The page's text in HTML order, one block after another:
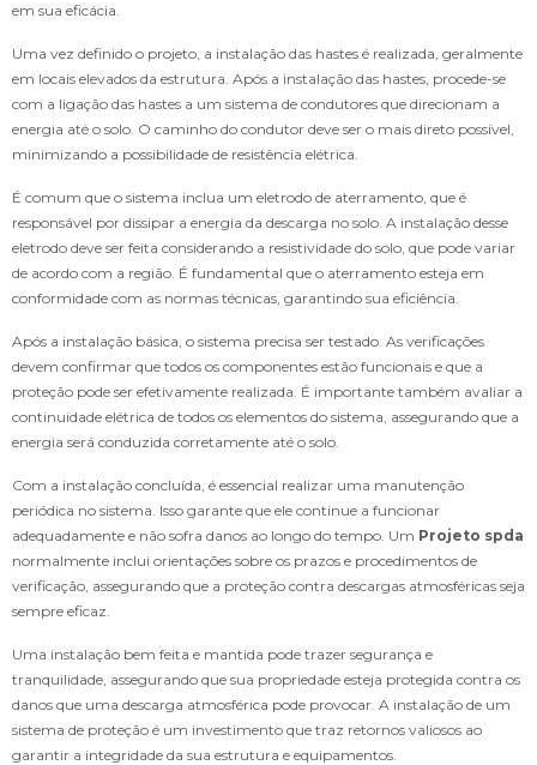
em sua eficácia.
Uma vez definido o projeto, a instalação das hastes é realizada, geralmente
em locais elevados da estrutura. Após a instalação das hastes, procede-se
com a ligação das hastes a um sistema de condutores que direcionam a
energia até o solo. O caminho do condutor deve ser o mais direto possível,
minimizando a possibilidade de resistência elétrica.
É comum que o sistema inclua um eletrodo de aterramento, que é
responsável por dissipar a energia da descarga no solo. A instalação desse
eletrodo deve ser feita considerando a resistividade do solo, que pode variar
de acordo com a região. É fundamental que o aterramento esteja em
conformidade com as normas técnicas, garantindo sua eficiência.
Após a instalação básica, o sistema precisa ser testado. As verificações
devem confirmar que todos os componentes estão funcionais e que a
proteção pode ser efetivamente realizada. É importante também avaliar a
continuidade elétrica de todos os elementos do sistema, assegurando que a
energia será conduzida corretamente até o solo.
Com a instalação concluída, é essencial realizar uma manutenção
periódica no sistema. Isso garante que ele continue a funcionar
adequadamente e não sofra danos ao longo do tempo. Um Projeto spda
normalmente inclui orientações sobre os prazos e procedimentos de
verificação, assegurando que a proteção contra descargas atmosféricas seja
sempre eficaz.
Uma instalação bem feita e mantida pode trazer segurança e
tranquilidade, assegurando que sua propriedade esteja protegida contra os
danos que uma descarga atmosférica pode provocar. A instalação de um
sistema de proteção é um investimento que traz retornos valiosos ao
garantir a integridade da sua estrutura e equipamentos.